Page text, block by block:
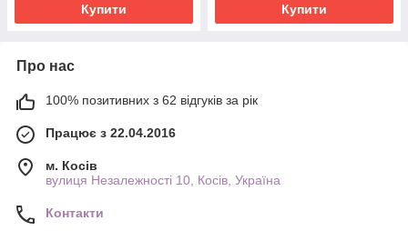
Купити Купити
Про нас
100% позитивних з 62 відгуків за рік
Працює з 22.04.2016
м. Косів
вулиця Незалежності 10, Косів, Україна
Контакти